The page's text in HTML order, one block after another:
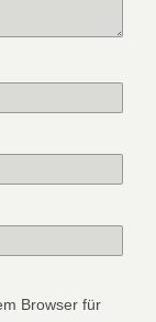
Browser für